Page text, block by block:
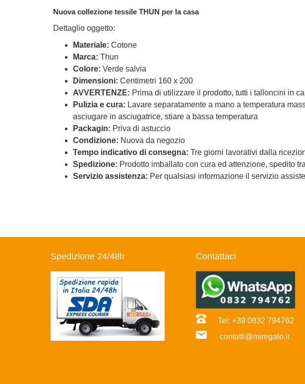
Nuova collezione tessile THUN per la casa
Dettaglio oggetto:
Materiale: Cotone
Marca: Thun
Colore: Verde salvia
Dimensioni: Centimetri 160 x 200
AVVERTENZE: Prima di utilizzare il prodotto, tutti i talloncini in
Pulizia e cura: Lavare separatamente a mano a temperatura
asciugare in asciugatrice, stiare a bassa temperatura
Packagin: Priva di astuccio
Condizione: Nuova da negozio
Tempo indicativo di consegna: Tre giorni lavorativi dalla
Spedizione: Prodotto imballato con cura ed attenzione, spedito
Servizio assistenza: Per qualsiasi informazione il servizio
Spedizione 24/48h Contattaci
Tel: +39 0832 794762
contatti@miregalo.it